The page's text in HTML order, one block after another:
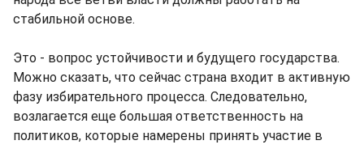
стабильной основе.
Это - вопрос устойчивости и будущего государства.
Можно сказать, что сейчас страна входит в активную
фазу избирательного процесса. Следовательно,
возлагается еще большая ответственность на
политиков, которые намерены принять участие в